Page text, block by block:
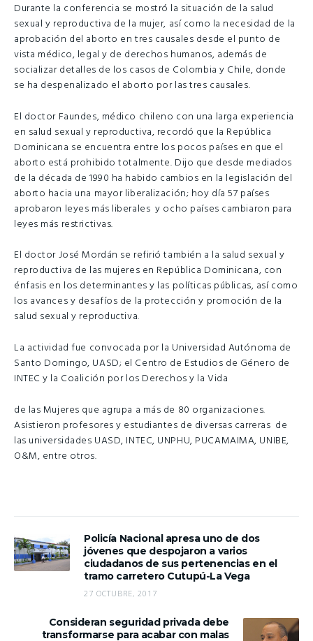
Durante la conferencia se mostró la situación de la salud
sexual y reproductiva de la mujer, así como la necesidad de la
aprobación del aborto en tres causales desde el punto de
vista médico, legal y de derechos humanos, además de
socializar detalles de los casos de Colombia y Chile, donde
se ha despenalizado el aborto por las tres causales.
El doctor Faundes, médico chileno con una larga experiencia
en salud sexual y reproductiva, recordó que la República
Dominicana se encuentra entre los pocos países en que el
aborto está prohibido totalmente. Dijo que desde mediados
de la década de 1990 ha habido cambios en la legislación del
aborto hacia una mayor liberalización; hoy día 57 países
aprobaron leyes más liberales y ocho países cambiaron para
leyes más restrictivas.
El doctor José Mordán se refirió también a la salud sexual y
reproductiva de las mujeres en República Dominicana, con
énfasis en los determinantes y las políticas públicas, así como
los avances y desafíos de la protección y promoción de la
salud sexual y reproductiva.
La actividad fue convocada por la Universidad Autónoma de
Santo Domingo, UASD; el Centro de Estudios de Género de
INTEC y la Coalición por los Derechos y la Vida
de las Mujeres que agrupa a más de 80 organizaciones.
Asistieron profesores y estudiantes de diversas carreras de
las universidades UASD, INTEC, UNPHU, PUCAMAIMA, UNIBE,
O&M, entre otros.
Policía Nacional apresa uno de dos
jóvenes que despojaron a varios
ciudadanos de sus pertenencias en el
tramo carretero Cutupú-La Vega
27 OCTUBRE, 2017
Consideran seguridad privada debe
transformarse para acabar con malas